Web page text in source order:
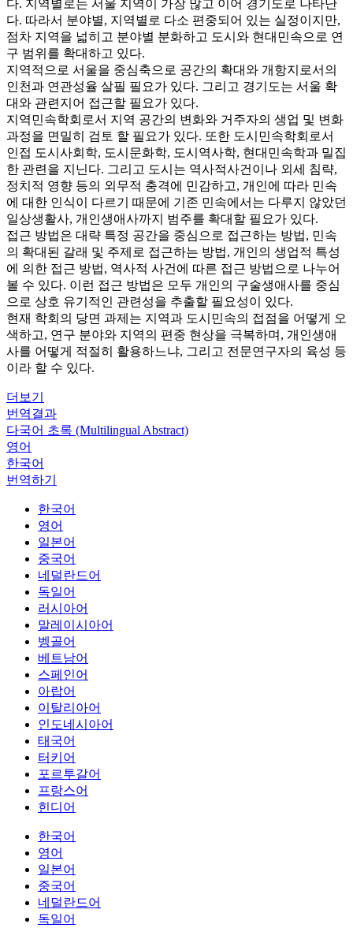
다. 지역별로는 서울 지역이 가장 많고 이어 경기도로 나타난
다. 따라서 분야별, 지역별로 다소 편중되어 있는 실정이지만,
점차 지역을 넓히고 분야별 분화하고 도시와 현대민속으로 연
구 범위를 확대하고 있다.
지역적으로 서울을 중심축으로 공간의 확대와 개항지로서의
인천과 연관성율 살필 필요가 있다. 그리고 경기도는 서울 확
대와 관련지어 접근할 필요가 있다.
지역민속학회로서 지역 공간의 변화와 거주자의 생업 및 변화
과정을 면밀히 검토 할 필요가 있다. 또한 도시민속학회로서
인접 도시사회학, 도시문화학, 도시역사학, 현대민속학과 밀집
한 관련을 지닌다. 그리고 도시는 역사적사건이나 외세 침략,
정치적 영향 등의 외무적 충격에 민감하고, 개인에 따라 민속
에 대한 인식이 다르기 때문에 기존 민속에서는 다루지 않았던
일상생활사, 개인생애사까지 범주를 확대할 필요가 있다.
접근 방법은 대략 특정 공간을 중심으로 접근하는 방법, 민속
의 확대된 갈래 및 주제로 접근하는 방법, 개인의 생업적 특성
에 의한 접근 방법, 역사적 사건에 따른 접근 방법으로 나누어
볼 수 있다. 이런 접근 방법은 모두 개인의 구술생애사를 중심
으로 상호 유기적인 관련성을 추출할 필요성이 있다.
현재 학회의 당면 과제는 지역과 도시민속의 접점을 어떻게 오
색하고, 연구 분야와 지역의 편중 현상을 극복하며, 개인생애
사를 어떻게 적절히 활용하느냐, 그리고 전문연구자의 육성 등
이라 할 수 있다.
더보기
번역결과
다국어 초록 (Multilingual Abstract)
영어
한국어
번역하기
한국어
영어
일본어
중국어
네덜란드어
독일어
러시아어
말레이시아어
벵골어
베트남어
스페인어
아랍어
이탈리아어
인도네시아어
태국어
터키어
포르투갈어
프랑스어
힌디어
한국어
영어
일본어
중국어
네덜란드어
독일어